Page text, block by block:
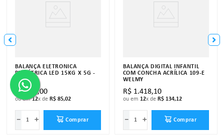
BALANÇA ELETRÔNICA
PEDIÁTRICA LED 15KG X 5G -
WELMY
R$ 899,00
ou em12x de R$ 85,02
＋
－ Comprar
BALANÇA DIGITAL INFANTIL
COM CONCHA ACRÍLICA 109-E
WELMY
R$ 1.418,10
ou em 12x de R$ 134,12
＋
－ Comprar